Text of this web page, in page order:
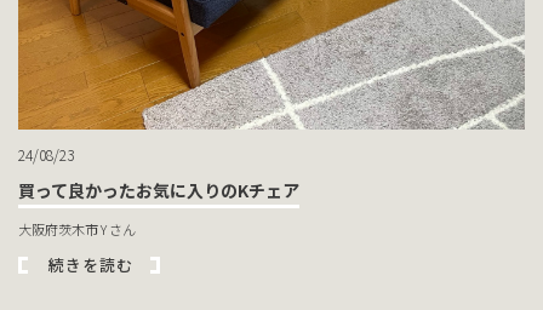
24/08/23
買って良かったお気に入りのKチェア
大阪府茨木市 Y さん
続きを読む